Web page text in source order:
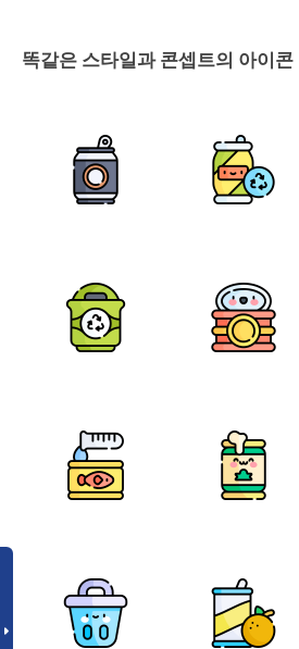
똑같은 스타일과 콘셉트의 아이콘